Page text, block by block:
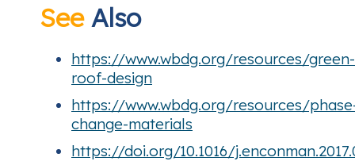
SeeAlso
https://www.wbdg.org/resources/green-
roof-design
https://www.wbdg.org/resources/
change-materials
https://doi.org/10.1016/